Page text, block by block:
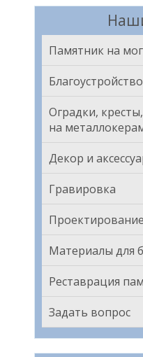
Памятник на
Благоустройство
Оградки,
на
Декор и
Гравировка
Проектирование
Материалы для
Реставрация
Задать вопрос